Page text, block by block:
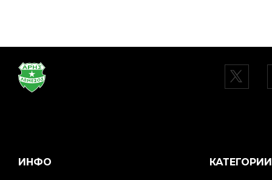
ИНФО КАТЕГОРИИ